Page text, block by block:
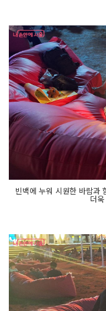
빈백에 누워 시원한 바람과
더